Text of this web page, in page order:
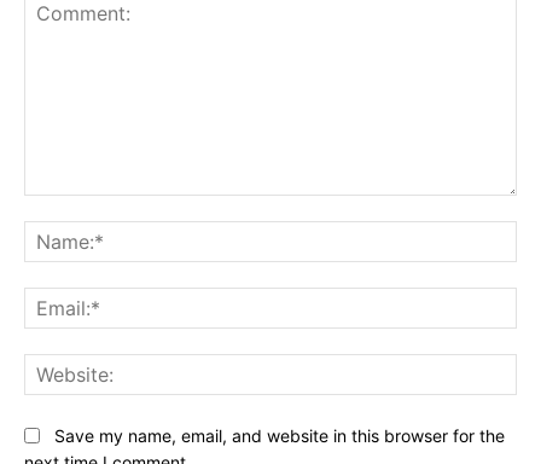
Save my name, email, and website in this browser for the